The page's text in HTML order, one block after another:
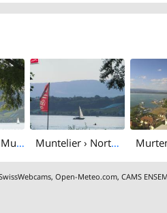
Murten: Lake Murten Muntelier › North-west: Lake Murten
,Open-Meteo.com,CAMS